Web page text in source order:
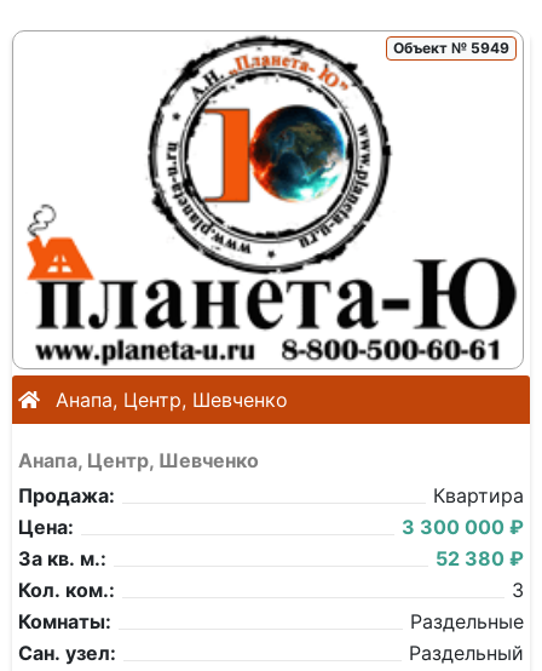
Объект № 5949
Анапа, Центр, Шевченко
Анапа, Центр, Шевченко
Продажа:
Квартира
Цена:
3 300 000 ₽
За кв. м.:
52 380 ₽
Кол. ком.:
3
Комнаты:
Раздельные
Сан. узел:
Раздельный